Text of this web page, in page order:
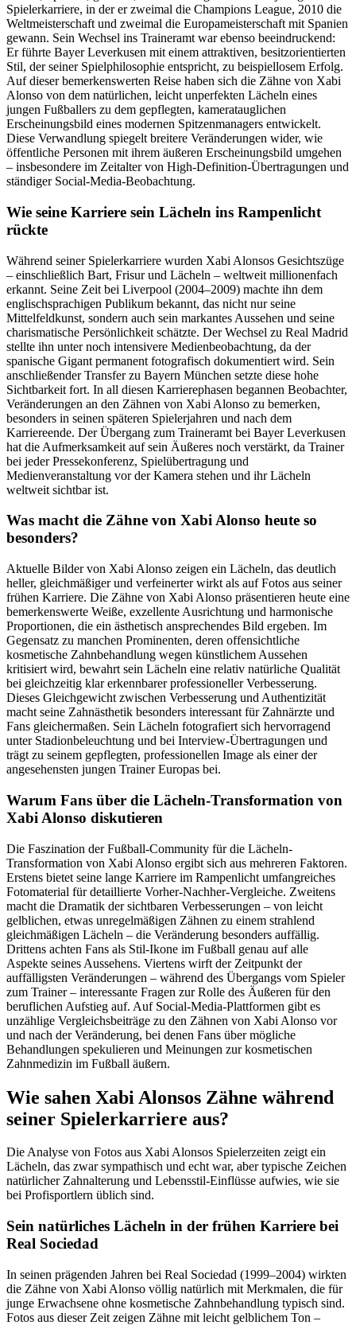
Spielerkarriere, in der er zweimal die Champions League, 2010 die
Weltmeisterschaft und zweimal die Europameisterschaft mit Spanien
gewann. Sein Wechsel ins Traineramt war ebenso beeindruckend:
Er führte Bayer Leverkusen mit einem attraktiven, besitzorientierten
Stil, der seiner Spielphilosophie entspricht, zu beispiellosem Erfolg.
Auf dieser bemerkenswerten Reise haben sich die Zähne von Xabi
Alonso von dem natürlichen, leicht unperfekten Lächeln eines
jungen Fußballers zu dem gepflegten, kameratauglichen
Erscheinungsbild eines modernen Spitzenmanagers entwickelt.
Diese Verwandlung spiegelt breitere Veränderungen wider, wie
öffentliche Personen mit ihrem äußeren Erscheinungsbild umgehen
– insbesondere im Zeitalter von High-Definition-Übertragungen und
ständiger Social-Media-Beobachtung.
Wie seine Karriere sein Lächeln ins Rampenlicht
rückte
Während seiner Spielerkarriere wurden Xabi Alonsos Gesichtszüge
– einschließlich Bart, Frisur und Lächeln – weltweit millionenfach
erkannt. Seine Zeit bei Liverpool (2004–2009) machte ihn dem
englischsprachigen Publikum bekannt, das nicht nur seine
Mittelfeldkunst, sondern auch sein markantes Aussehen und seine
charismatische Persönlichkeit schätzte. Der Wechsel zu Real Madrid
stellte ihn unter noch intensivere Medienbeobachtung, da der
spanische Gigant permanent fotografisch dokumentiert wird. Sein
anschließender Transfer zu Bayern München setzte diese hohe
Sichtbarkeit fort. In all diesen Karrierephasen begannen Beobachter,
Veränderungen an den Zähnen von Xabi Alonso zu bemerken,
besonders in seinen späteren Spielerjahren und nach dem
Karriereende. Der Übergang zum Traineramt bei Bayer Leverkusen
hat die Aufmerksamkeit auf sein Äußeres noch verstärkt, da Trainer
bei jeder Pressekonferenz, Spielübertragung und
Medienveranstaltung vor der Kamera stehen und ihr Lächeln
weltweit sichtbar ist.
Was macht die Zähne von Xabi Alonso heute so
besonders?
Aktuelle Bilder von Xabi Alonso zeigen ein Lächeln, das deutlich
heller, gleichmäßiger und verfeinerter wirkt als auf Fotos aus seiner
frühen Karriere. Die Zähne von Xabi Alonso präsentieren heute eine
bemerkenswerte Weiße, exzellente Ausrichtung und harmonische
Proportionen, die ein ästhetisch ansprechendes Bild ergeben. Im
Gegensatz zu manchen Prominenten, deren offensichtliche
kosmetische Zahnbehandlung wegen künstlichem Aussehen
kritisiert wird, bewahrt sein Lächeln eine relativ natürliche Qualität
bei gleichzeitig klar erkennbarer professioneller Verbesserung.
Dieses Gleichgewicht zwischen Verbesserung und Authentizität
macht seine Zahnästhetik besonders interessant für Zahnärzte und
Fans gleichermaßen. Sein Lächeln fotografiert sich hervorragend
unter Stadionbeleuchtung und bei Interview-Übertragungen und
trägt zu seinem gepflegten, professionellen Image als einer der
angesehensten jungen Trainer Europas bei.
Warum Fans über die Lächeln-Transformation von
Xabi Alonso diskutieren
Die Faszination der Fußball-Community für die Lächeln-
Transformation von Xabi Alonso ergibt sich aus mehreren Faktoren.
Erstens bietet seine lange Karriere im Rampenlicht umfangreiches
Fotomaterial für detaillierte Vorher-Nachher-Vergleiche. Zweitens
macht die Dramatik der sichtbaren Verbesserungen – von leicht
gelblichen, etwas unregelmäßigen Zähnen zu einem strahlend
gleichmäßigen Lächeln – die Veränderung besonders auffällig.
Drittens achten Fans als Stil-Ikone im Fußball genau auf alle
Aspekte seines Aussehens. Viertens wirft der Zeitpunkt der
auffälligsten Veränderungen – während des Übergangs vom Spieler
zum Trainer – interessante Fragen zur Rolle des Äußeren für den
beruflichen Aufstieg auf. Auf Social-Media-Plattformen gibt es
unzählige Vergleichsbeiträge zu den Zähnen von Xabi Alonso vor
und nach der Veränderung, bei denen Fans über mögliche
Behandlungen spekulieren und Meinungen zur kosmetischen
Zahnmedizin im Fußball äußern.
Wie sahen Xabi Alonsos Zähne während
seiner Spielerkarriere aus?
Die Analyse von Fotos aus Xabi Alonsos Spielerzeiten zeigt ein
Lächeln, das zwar sympathisch und echt war, aber typische Zeichen
natürlicher Zahnalterung und Lebensstil-Einflüsse aufwies, wie sie
bei Profisportlern üblich sind.
Sein natürliches Lächeln in der frühen Karriere bei
Real Sociedad
In seinen prägenden Jahren bei Real Sociedad (1999–2004) wirkten
die Zähne von Xabi Alonso völlig natürlich mit Merkmalen, die für
junge Erwachsene ohne kosmetische Zahnbehandlung typisch sind.
Fotos aus dieser Zeit zeigen Zähne mit leicht gelblichem Ton –